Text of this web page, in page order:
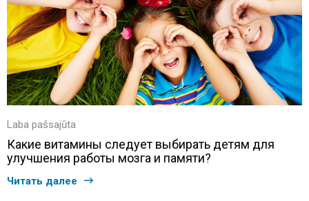
Laba pašsajūta
Какие витамины следует выбирать детям для
улучшения работы мозга и памяти?
Читать далее